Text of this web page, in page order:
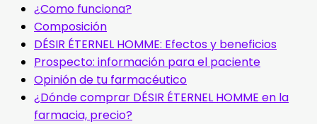
¿Como funciona?
Composición
DÉSIR ÉTERNEL HOMME: Efectos y beneficios
Prospecto: información para el paciente
Opinión de tu farmacéutico
¿Dónde comprar DÉSIR ÉTERNEL HOMME en la
farmacia, precio?